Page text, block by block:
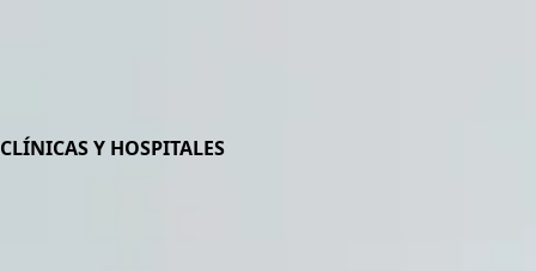
CLÍNICAS Y HOSPITALES